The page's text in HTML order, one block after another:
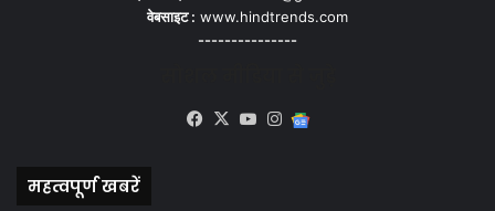
वेबसाइट : www.hindtrends.com
---------------
Facebook
X YouTubeInstagram
महत्वपूर्ण खबरें